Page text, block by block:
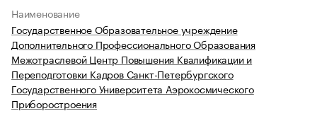
Наименование
Государственное Образовательное учреждение
Дополнительного Профессионального Образования
Межотраслевой Центр Повышения Квалификации и
Переподготовки Кадров Санкт-Петербургского
Государственного Университета Аэрокосмического
Приборостроения